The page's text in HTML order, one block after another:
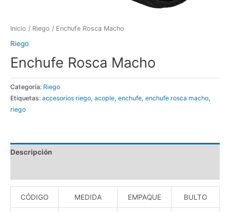
Inicio / Riego / Enchufe Rosca Macho
Riego
Enchufe Rosca Macho
Categoría: Riego
Etiquetas: accesorios riego, acople, enchufe, enchufe rosca macho,
riego
Descripción
CÓDIGO MEDIDA EMPAQUE BULTO